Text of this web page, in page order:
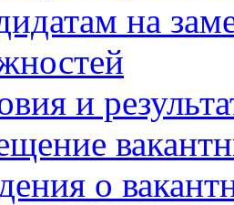
на
и
о